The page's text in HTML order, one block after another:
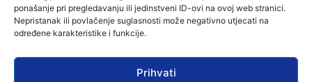
ponašanje pri pregledavanju ili jedinstveni ID-ovi na ovoj web stranici.
Nepristanak ili povlačenje suglasnosti može negativno utjecati na
određene karakteristike i funkcije.
Prihvati
Aktualno
U Županji održana Ljetna škola magije
7 kolovoza, 2026